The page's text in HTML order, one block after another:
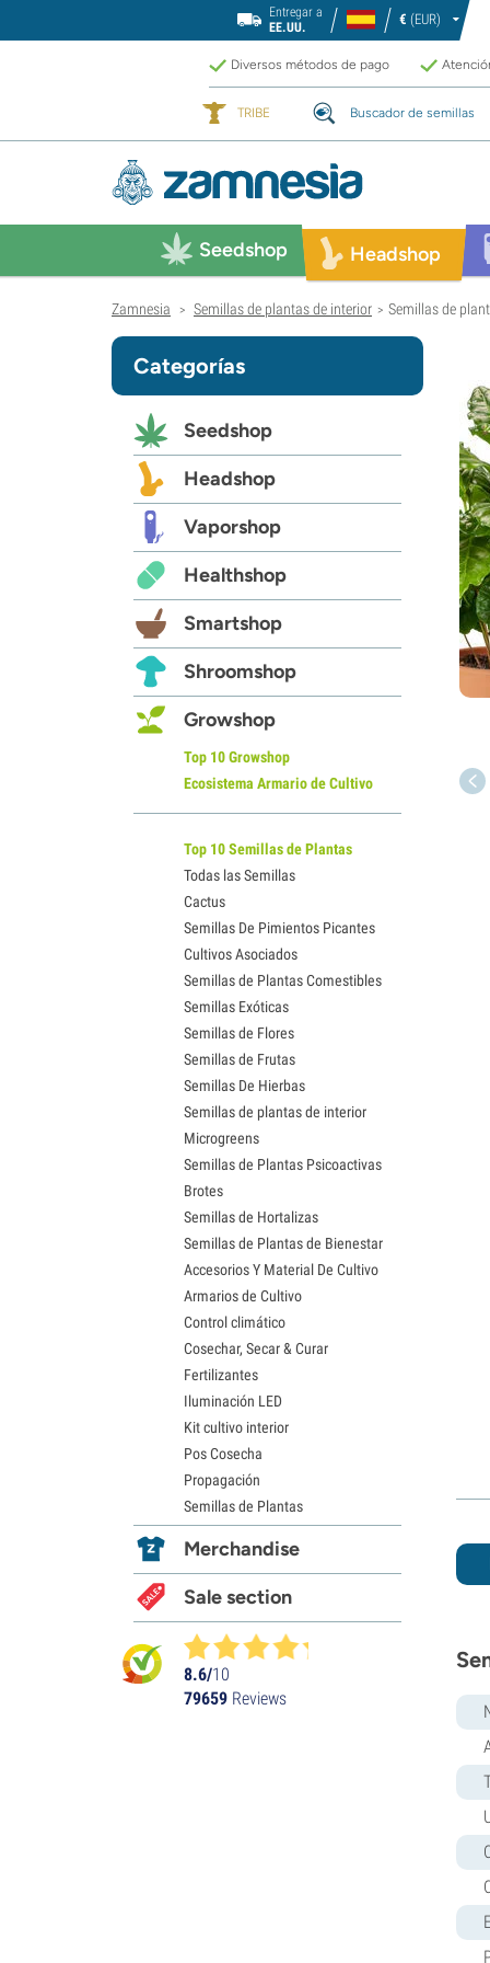
Entregar a
EE.UU.
€ (EUR)
Diversos métodos de pago
TRIBE Buscador de semillas
Seedshop Headshop
Zamnesia > Semillas de plantas de interior > Semillas de
Categorías
Seedshop
Headshop
Vaporshop
Healthshop
Smartshop
Shroomshop
Growshop
Top 10 Growshop
Ecosistema Armario de Cultivo
Top 10 Semillas de Plantas
Todas las Semillas
Cactus
Semillas De Pimientos Picantes
Cultivos Asociados
Semillas de Plantas Comestibles
Semillas Exóticas
Semillas de Flores
Semillas de Frutas
Semillas De Hierbas
Semillas de plantas de interior
Microgreens
Semillas de Plantas Psicoactivas
Brotes
Semillas de Hortalizas
Semillas de Plantas de Bienestar
Accesorios Y Material De Cultivo
Armarios de Cultivo
Control climático
Cosechar, Secar & Curar
Fertilizantes
Iluminación LED
Kit cultivo interior
Pos Cosecha
Propagación
Semillas de Plantas
Merchandise
Sale section
8.6/10
79659 Reviews